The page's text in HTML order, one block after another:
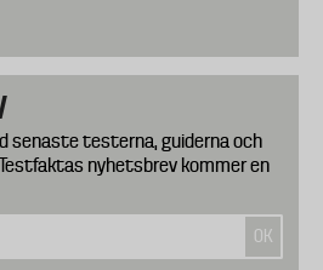
senaste testerna, guiderna och
nyhetsbrev kommer en